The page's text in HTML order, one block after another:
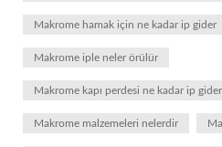
Makrome hamak için ne kadar ip gider
Makrome iple neler örülür
Makrome kapı perdesi ne kadar ip gider
Makrome malzemeleri nelerdir